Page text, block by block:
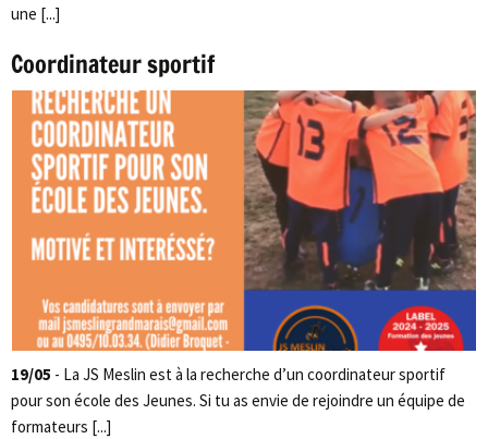
une [...]
Coordinateur sportif
19/05 - La JS Meslin est à la recherche d’un coordinateur sportif
pour son école des Jeunes. Si tu as envie de rejoindre un équipe de
formateurs [...]